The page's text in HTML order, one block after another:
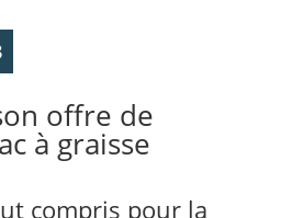
offre de
à graisse
compris pour la